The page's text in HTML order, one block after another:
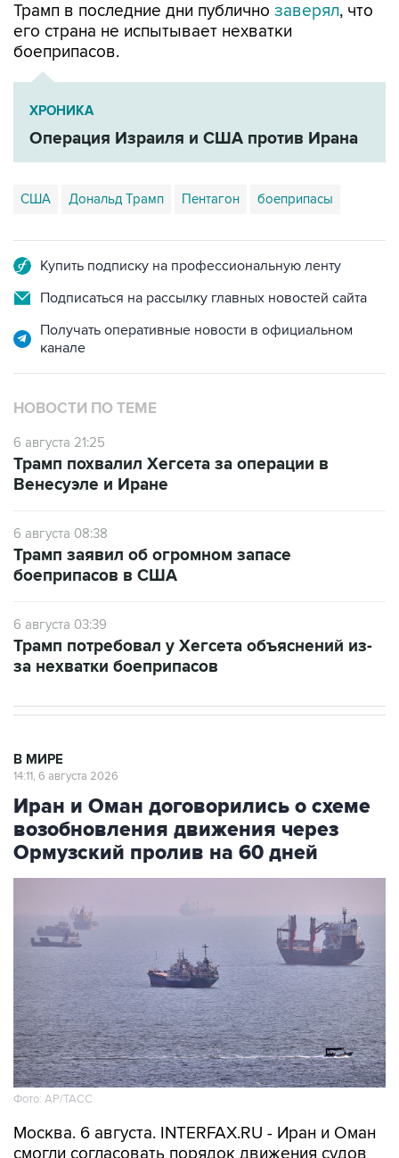
Трамп в последние дни публично заверял, что
его страна не испытывает нехватки
боеприпасов.
ХРОНИКА
Операция Израиля и США против Ирана
США Дональд Трамп Пентагон боеприпасы
Купить подписку на профессиональную ленту
Подписаться на рассылку главных новостей сайта
Получать оперативные новости в официальном
канале
НОВОСТИ ПО ТЕМЕ
6 августа 21:25
Трамп похвалил Хегсета за операции в
Венесуэле и Иране
6 августа 08:38
Трамп заявил об огромном запасе
боеприпасов в США
6 августа 03:39
Трамп потребовал у Хегсета объяснений из-
за нехватки боеприпасов
В МИРЕ
14:11, 6 августа 2026
Иран и Оман договорились о схеме
возобновления движения через
Ормузский пролив на 60 дней
Фото: AP/ТАСС
Москва. 6 августа. INTERFAX.RU - Иран и Оман